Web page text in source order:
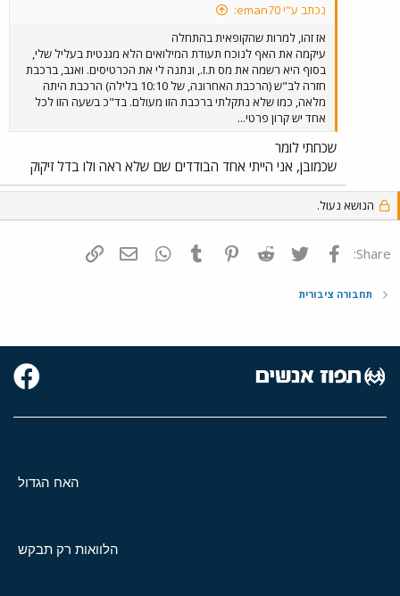
נכתב ע"י eman70:
אז זהו, למרות שהקופאית בהתחלה
עיקמה את האף לנוכח תעודת המילואים הלא מגנטית בעליל שלי,
בסוף היא רשמה את מס ת.ז., ונתנה לי את הכרטיסים. ואגב, ברכבת
חזרה לב"ש (הרכבת האחרונה, של 10:10 בלילה) הרכבת היתה
מלאה, כמו שלא נתקלתי ברכבת הזו מעולם. בד"כ בשעה הזו לכל
אחד יש קרון פרטי...
שכחתי לומר
שכמובן, אני הייתי אחד הבודדים שם שלא ראה ולו בדל זיקוק
הנושא נעול.
Share: פייסבוק Twitter
Reddit
Pinterest
Tumblr
WhatsAppדואר אלקטרוני
תחבורה ציבורית
האח הגדול
הלוואות רק תבקש